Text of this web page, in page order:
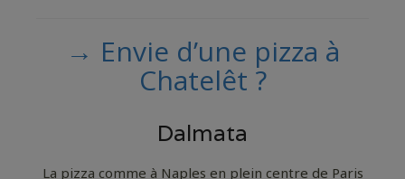
→ Envie d’une pizza à
Chatelêt ?
Dalmata
La pizza comme à Naples en plein centre de Paris